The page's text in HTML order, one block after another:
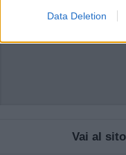
Data Deletion
Vai al